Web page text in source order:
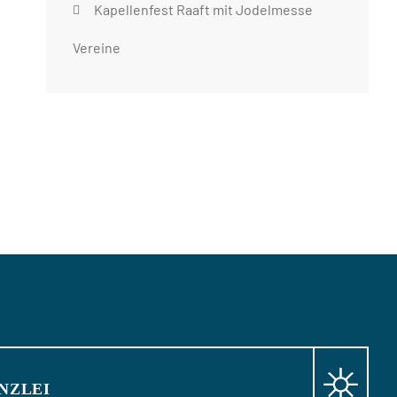
Kapellenfest Raaft mit Jodelmesse
Vereine